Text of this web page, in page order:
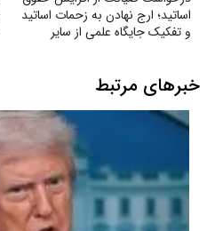
اساتید؛ ارج نهادن به زحمات اساتید
و تفکیک جایگاه علمی از سایر
خبرهای مرتبط